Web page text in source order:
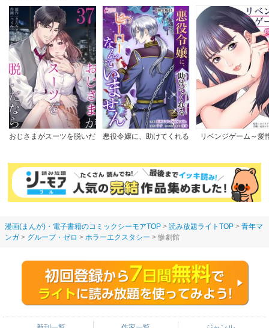
おじさまがスーツを脱いだ
悪役令嬢に、助けてくれる
リベンジゲーム～愛
漫画(まんが)・電子書籍のコミックシーモアTOP 読み放題ライトTOP
青年マ
ンガ
グループ・ゼロ ホラーエクスタシー 惨劇館